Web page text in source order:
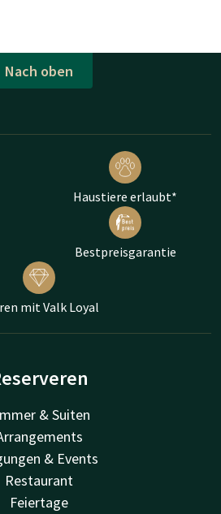
Nach oben
Haustiere erlaubt*
Bestpreisgarantie
mit Valk Loyal
& Suiten
& Events
Restaurant
Feiertage